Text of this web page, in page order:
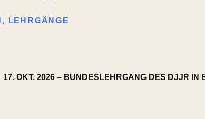
, LEHRGÄNGE